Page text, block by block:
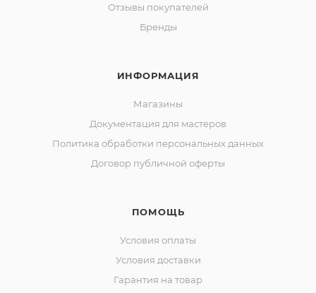
Отзывы покупателей
Бренды
ИНФОРМАЦИЯ
Магазины
Документация для мастеров
Политика обработки персональных данных
Договор публичной оферты
ПОМОЩЬ
Условия оплаты
Условия доставки
Гарантия на товар